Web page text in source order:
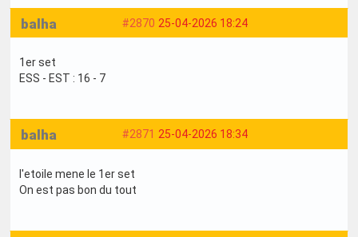
#2870 25-04-2026 18:24
balha
1er set
ESS - EST : 16 - 7
#2871 25-04-2026 18:34
balha
l'etoile mene le 1er set
On est pas bon du tout